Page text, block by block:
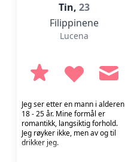
Tin, 23
Filippinene
Lucena
Jeg ser etter en mann i alderen
18 - 25 år. Mine formål er
romantikk, langsiktig forhold.
Jeg røyker ikke, men av og til
drikker jeg.